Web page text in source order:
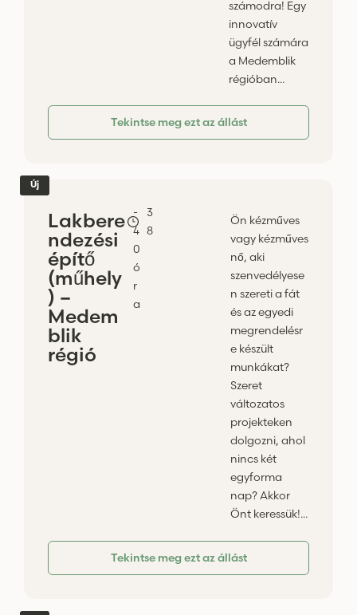
számodra! Egy
innovatív
ügyfél számára
a Medemblik
régióban...
Tekintse meg ezt az állást
Új
Lakbere
ndezési
építő
(műhely
) –
Medem
blik
régió
3
8
-
4
0
ó
r
a
Ön kézműves
vagy kézműves
nő, aki
szenvedélyese
n szereti a fát
és az egyedi
megrendelésr
e készült
munkákat?
Szeret
változatos
projekteken
dolgozni, ahol
nincs két
egyforma
nap? Akkor
Önt keressük!...
Tekintse meg ezt az állást